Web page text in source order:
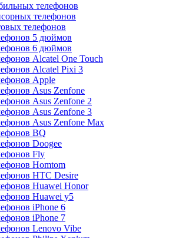
телефонов
телефонов
телефонов
5 дюймов
6 дюймов
Alcatel One Touch
Alcatel Pixi 3
Apple
Asus Zenfone
Asus Zenfone 2
Asus Zenfone 3
Asus Zenfone Max
BQ
Doogee
Fly
Homtom
HTC Desire
Huawei Honor
Huawei y5
iPhone 6
iPhone 7
Lenovo Vibe